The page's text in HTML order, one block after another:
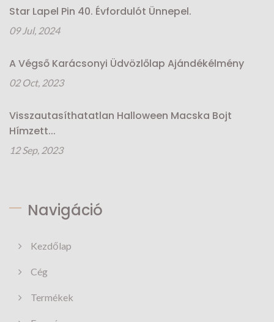
Star Lapel Pin 40. Évfordulót Ünnepel.
09 Jul, 2024
A Végső Karácsonyi Üdvözlőlap Ajándékélmény
02 Oct, 2023
Visszautasíthatatlan Halloween Macska Bojt
Hímzett...
12 Sep, 2023
Navigáció
Kezdőlap
Cég
Termékek